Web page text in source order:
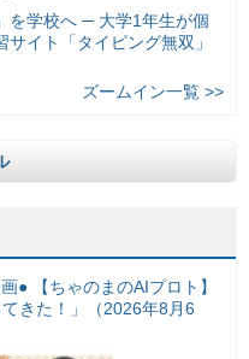
を学校へ ─ 大学1年生が個
イト「タイピング無双」
ズームイン一覧 >>
● 【ちゃのまのAIプロト】
きた！」（2026年8月6